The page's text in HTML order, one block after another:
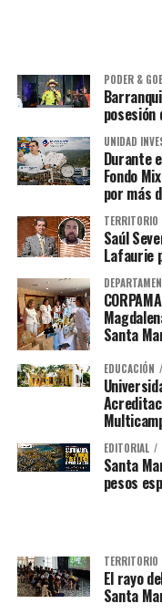
PODER &
posesión
UNIDAD
Durante
Fondo
por más
TERRITORIO
Saúl
Lafaurie
Santa
EDUCACIÓN
EDITORIAL
Santa
pesos
TERRITORIO
El rayo
Santa